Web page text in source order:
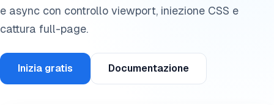
e async con controllo viewport, iniezione CSS e
cattura full-page.
Inizia gratis Documentazione